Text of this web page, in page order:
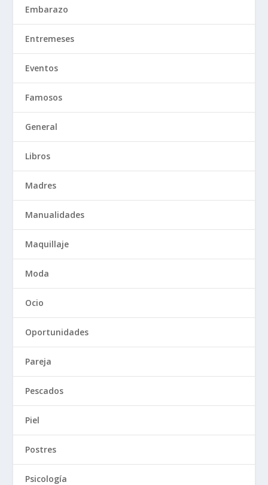
Embarazo
Entremeses
Eventos
Famosos
General
Libros
Madres
Manualidades
Maquillaje
Moda
Ocio
Oportunidades
Pareja
Pescados
Piel
Postres
Psicología